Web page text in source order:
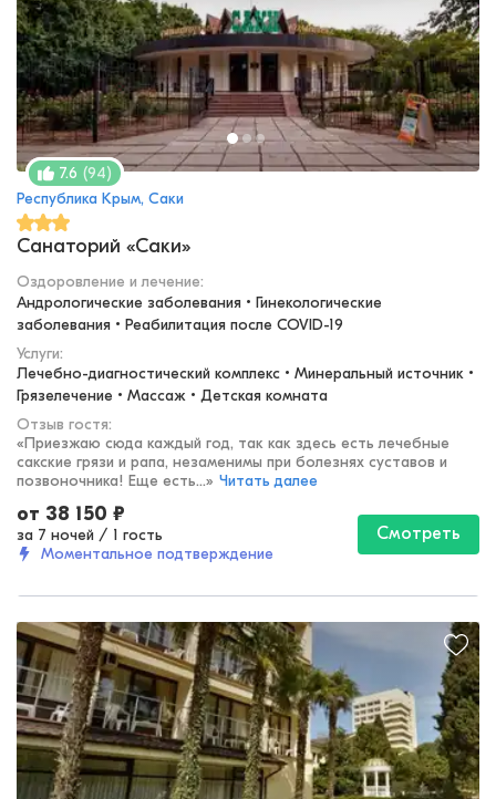
7.6 (94)
Республика Крым, Саки
Санаторий «Саки»
Оздоровление и лечение:
Андрологические заболевания • Гинекологические
заболевания • Реабилитация после COVID-19
Услуги:
Лечебно-диагностический комплекс • Минеральный источник •
Грязелечение • Массаж • Детская комната
Отзыв гостя:
«Приезжаю сюда каждый год, так как здесь есть лечебные
сакские грязи и рапа, незаменимы при болезнях суставов и
позвоночника! Еще есть...» Читать далее
от 38 150 ₽
за 7 ночей / 1 гость
Моментальное подтверждение
Смотреть